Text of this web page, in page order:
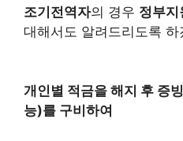
조기전역자의 경우 정부지
대해서도 알려드리도록 하
개인별 적금을 해지 후 증
능)를 구비하여